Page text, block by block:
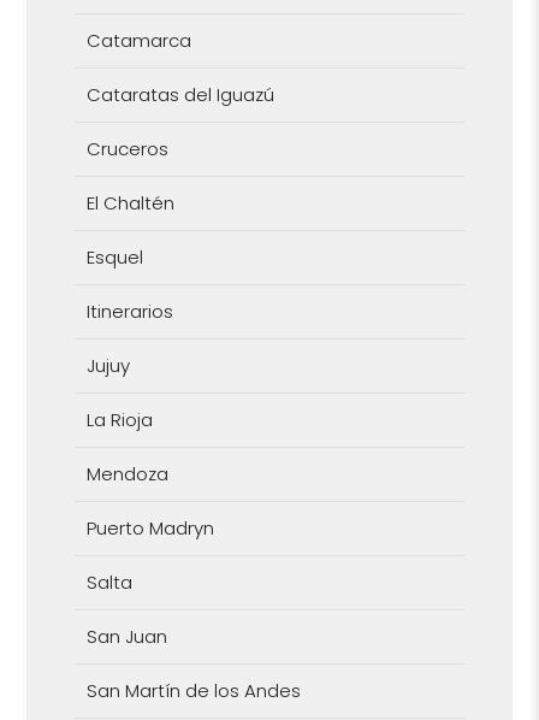
Catamarca
Cataratas del Iguazú
Cruceros
El Chaltén
Esquel
Itinerarios
Jujuy
La Rioja
Mendoza
Puerto Madryn
Salta
San Juan
San Martín de los Andes